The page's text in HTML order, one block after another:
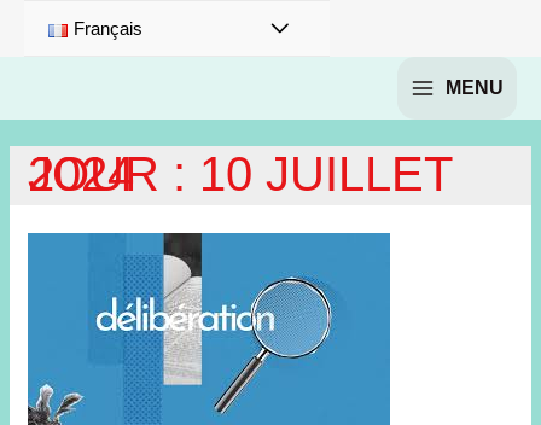
Français PERMUTATEUR
MENU
MENU
JOUR :
10 JUILLET 2024